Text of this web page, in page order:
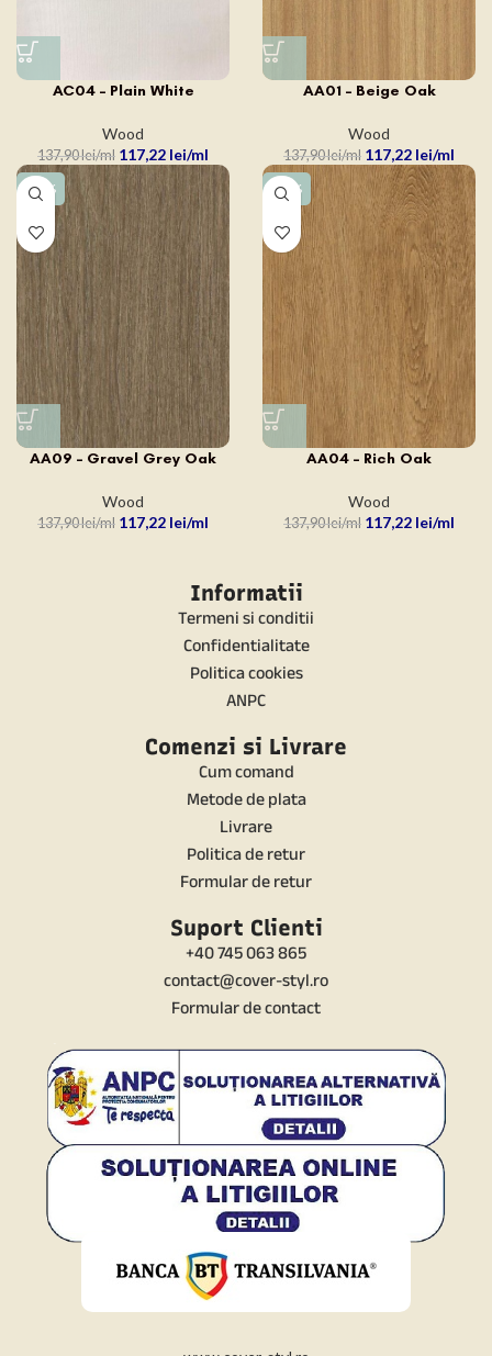
AC04 – Plain White
Wood
137,90lei 117,22 lei
AA01 – Beige Oak
Wood
137,90lei 117,22 lei
-15%
AA09 – Gravel Grey Oak
Wood
137,90lei 117,22 lei
-15%
AA04 – Rich Oak
Wood
137,90lei 117,22 lei
Informatii
Termeni si conditii
Confidentialitate
Politica cookies
ANPC
Comenzi si Livrare
Cum comand
Metode de plata
Livrare
Politica de retur
Formular de retur
Suport Clienti
+40 745 063 865
contact@cover-styl.ro
Formular de contact